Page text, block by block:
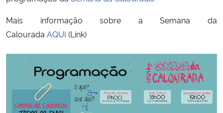
Mais informação sobre a Semana da
Calourada AQUI (Link)